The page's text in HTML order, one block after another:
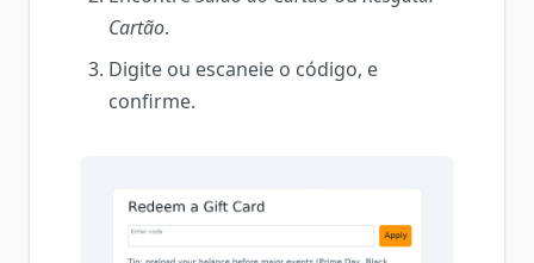
Cartão.
Digite ou escaneie o código, e
confirme.